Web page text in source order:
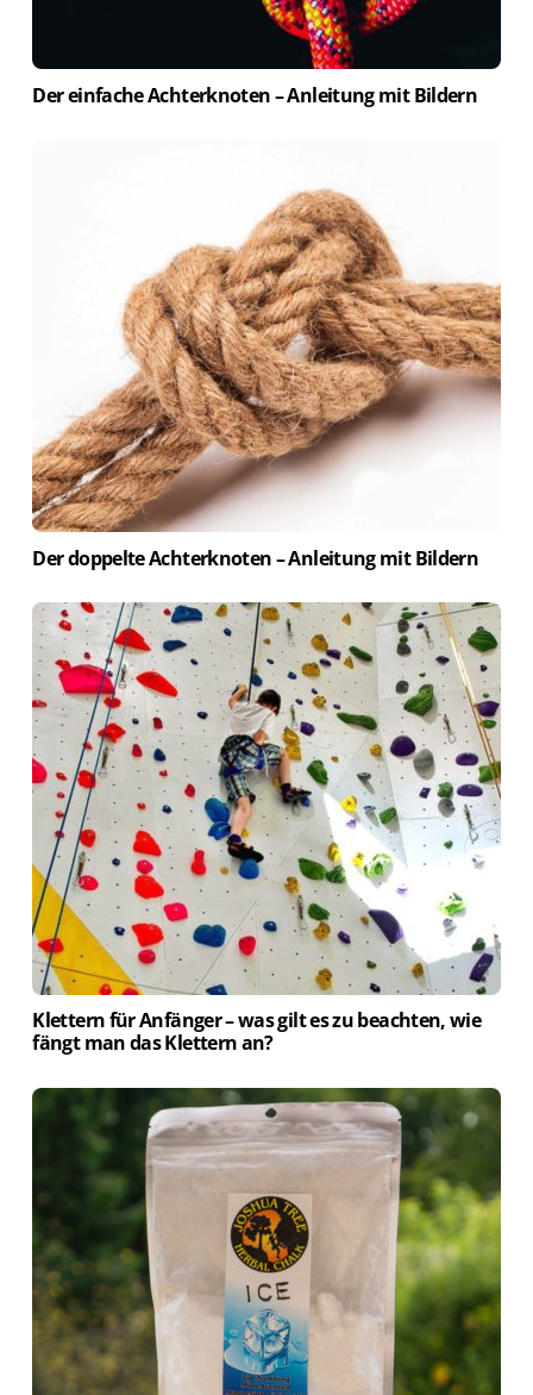
Der einfache Achterknoten – Anleitung mit Bildern
Der doppelte Achterknoten – Anleitung mit Bildern
Klettern für Anfänger – was gilt es zu beachten, wie
fängt man das Klettern an?